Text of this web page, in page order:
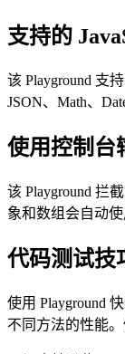
支持的
该 Playground 支
JSON、Math、
使用控制台
该 Playground 拦
象和数组会自动
代码测试技
使用 Playground
不同方法的性能。